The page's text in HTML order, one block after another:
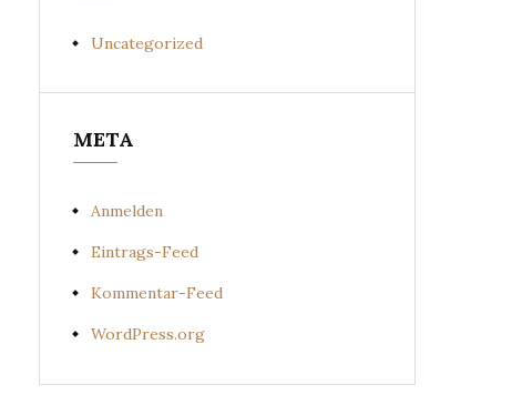
Uncategorized
META
Anmelden
Eintrags-Feed
Kommentar-Feed
WordPress.org